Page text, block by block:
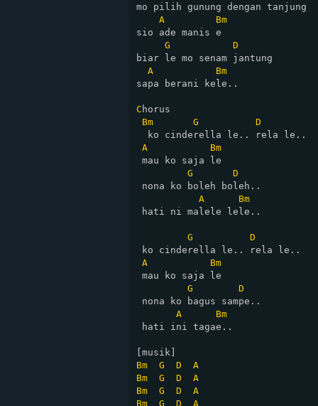
mo pilih gunung dengan tanjung
A
Bm
sio ade manis e
G
D
biar le mo senam jantung
A
Bm
sapa berani kele..
C horus
Bm
G
D
  ko cinderella le.. rela le..
A
Bm
mau ko saja le
G
D
nona ko boleh boleh..
A
Bm
hati ni malele lele..
G
D
ko cinderella le.. rela le..
A
Bm
mau ko saja le
G
D
nona ko bagus sampe..
A
Bm
hati ini tagae..
Bm
G D
A
Bm
G D
A
Bm
G D
A
Bm
G D A